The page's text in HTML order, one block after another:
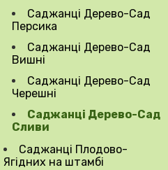
Expand Secondary Navigation
Саджанці Дерево-Сад
Персика
Саджанці Дерево-Сад
Вишні
Саджанці Дерево-Сад
Черешні
Саджанці Дерево-Сад
Сливи
Саджанці Плодово-
Ягідних на штамбі